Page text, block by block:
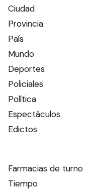
Ciudad
Provincia
País
Mundo
Deportes
Policiales
Política
Espectáculos
Edictos
Farmacias de turno
Tiempo